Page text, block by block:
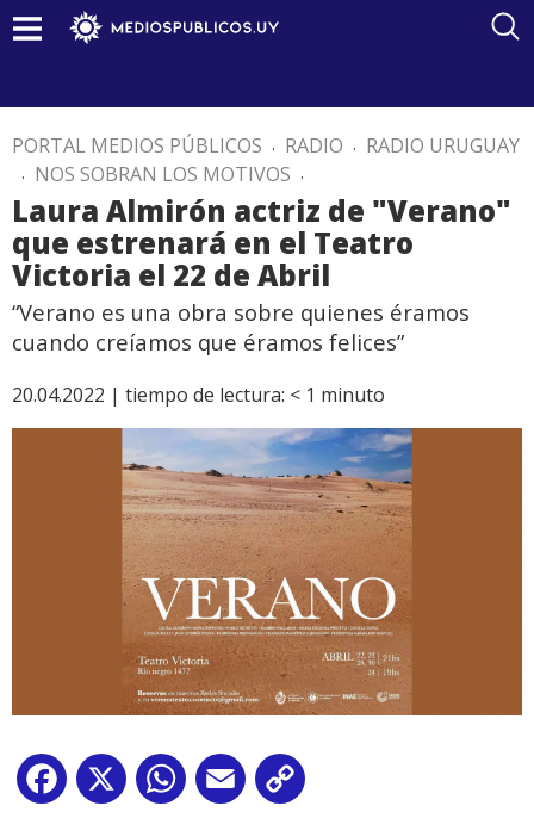
PORTAL MEDIOS PÚBLICOS . RADIO . RADIO URUGUAY
. NOS SOBRAN LOS MOTIVOS .
Laura Almirón actriz de "Verano"
que estrenará en el Teatro
Victoria el 22 de Abril
“Verano es una obra sobre quienes éramos
cuando creíamos que éramos felices”
20.04.2022 | tiempo de lectura: < 1 minuto
Facebook
X WhatsApp
Email